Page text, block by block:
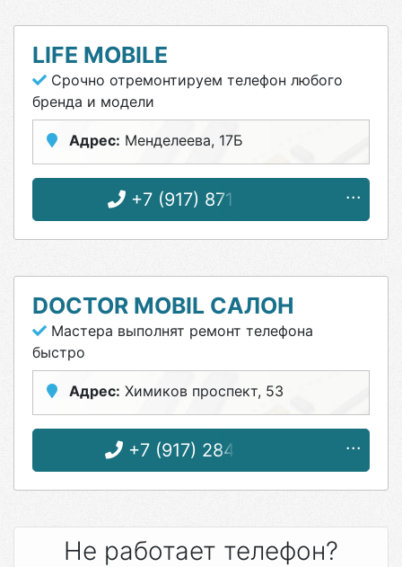
LIFE MOBILE
Срочно отремонтируем телефон любого
бренда и модели
Адрес: Менделеева, 17Б
+7 (917) 871-43-48
DOCTOR MOBIL САЛОН
Мастера выполнят ремонт телефона
быстро
Адрес: Химиков проспект, 53
+7 (917) 284-04-04
Не работает телефон?